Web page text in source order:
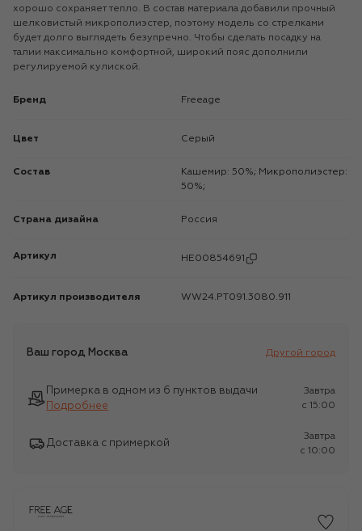
хорошо сохраняет тепло. В состав материала добавили прочный
шелковистый микрополиэстер, поэтому модель со стрелками
будет долго выглядеть безупречно. Чтобы сделать посадку на
талии максимально комфортной, широкий пояс дополнили
регулируемой кулиской.
Бренд Freeage
Цвет Серый
Состав
Кашемир: 50%; Микрополиэстер:
50%;
Страна дизайна Россия
Артикул HE00854691
Артикул производителя WW24.PT091.3080.911
Ваш город Москва Другой город
Примерка в одном из 6 пунктов выдачи
Подробнее
Завтра
c 15:00
Доставка с примеркой
Завтра
c 10:00